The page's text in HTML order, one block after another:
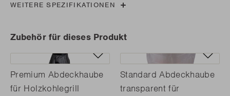
WEITERE SPEZIFIKATIONEN
Zubehör für dieses Produkt
Premium Abdeckhaube
für Holzkohlegrill
Standard Abdeckhaube
transparent für